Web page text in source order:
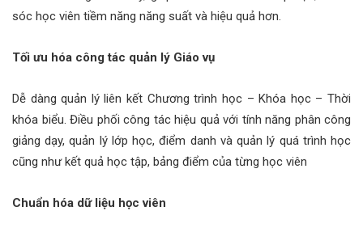
sóc học viên tiềm năng năng suất và hiệu quả hơn.
Tối ưu hóa công tác quản lý Giáo vụ
Dễ dàng quản lý liên kết Chương trình học – Khóa học – Thời
khóa biểu. Điều phối công tác hiệu quả với tính năng phân công
giảng dạy, quản lý lớp học, điểm danh và quản lý quá trình học
cũng như kết quả học tập, bảng điểm của từng học viên
Chuẩn hóa dữ liệu học viên